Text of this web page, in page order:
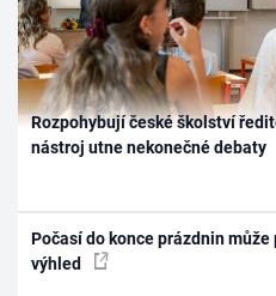
Rozpohybují české školství
nástroj utne nekonečné debaty
Počasí do konce prázdnin
výhled